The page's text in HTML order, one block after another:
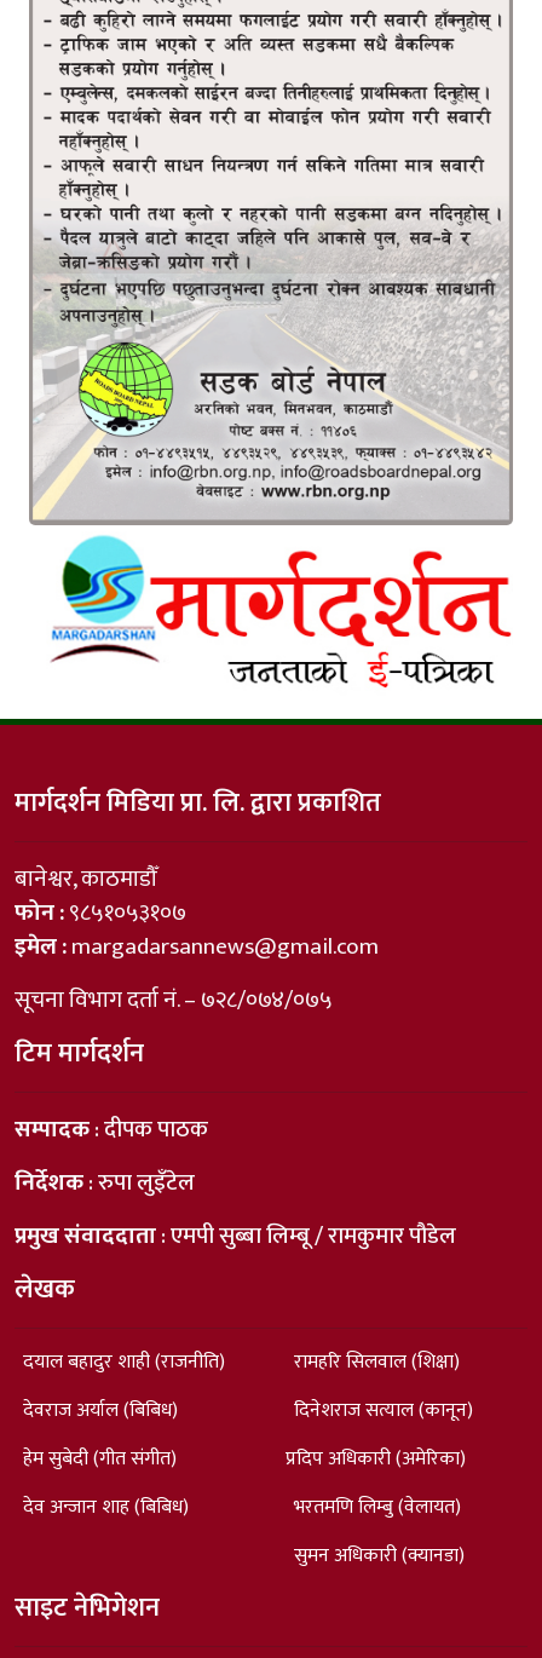
मार्गदर्शन मिडिया प्रा. लि. द्वारा प्रकाशित
बानेश्वर, काठमाडौँ
फोन :९८५१०५३१०७
इमेल :margadarsannews@gmail.com
सूचना विभाग दर्ता नं. – ७२८/०७४/०७५
टिम मार्गदर्शन
सम्पादक: दीपक पाठक
निर्देशक: रुपा लुइँटेल
प्रमुख संवाददाता: एमपी सुब्बा लिम्बू / रामकुमार पौडेल
लेखक
दयाल बहादुर शाही (राजनीति)
देवराज अर्याल (बिबिध)
हेम सुबेदी (गीत संगीत)
देव अन्जान शाह (बिबिध)
रामहरि सिलवाल (शिक्षा)
दिनेशराज सत्याल (कानून)
प्रदिप अधिकारी (अमेरिका)
भरतमणि लिम्बु (वेलायत)
सुमन अधिकारी (क्यानडा)
साइट नेभिगेशन